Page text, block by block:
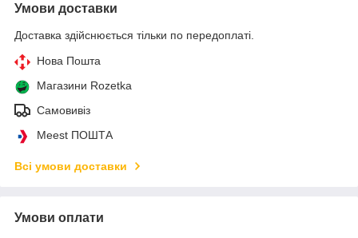
Умови доставки
Доставка здійснюється тільки по передоплаті.
Нова Пошта
Магазини Rozetka
Самовивіз
Meest ПОШТА
Всі умови доставки
Умови оплати